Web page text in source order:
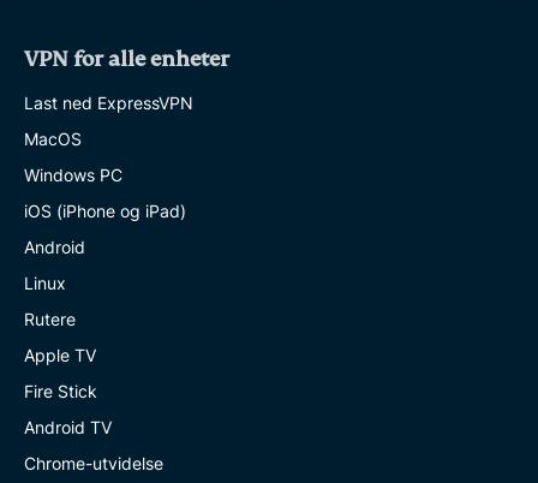
VPN for alle enheter
Last ned ExpressVPN
MacOS
Windows PC
iOS (iPhone og iPad)
Android
Linux
Rutere
Apple TV
Fire Stick
Android TV
Chrome-utvidelse